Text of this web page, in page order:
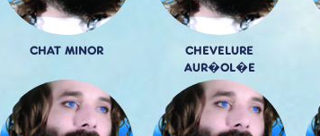
CHAT MINOR
CHEVELURE
AUR�OL�E